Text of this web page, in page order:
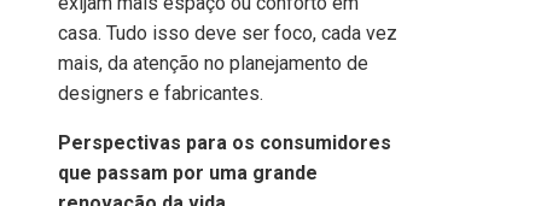
casa. Tudo isso deve ser foco, cada vez
mais, da atenção no planejamento de
designers e fabricantes.
Perspectivas para os consumidores
que passam por uma grande